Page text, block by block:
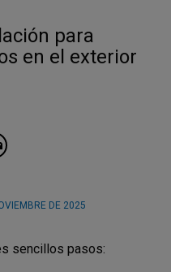
para
en el exterior
DE 2025
sencillos pasos: